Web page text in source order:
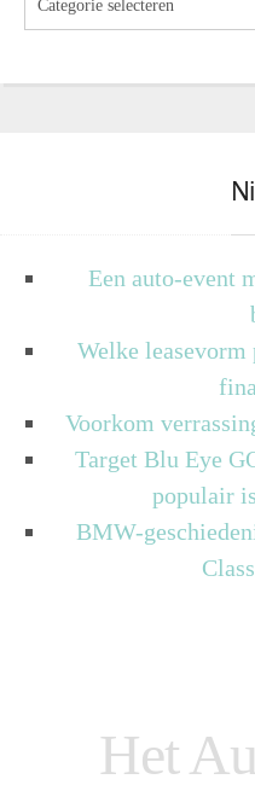
Een auto-event
Welke
Voorkom
Target Blu Eye
populair
BMW-
Het